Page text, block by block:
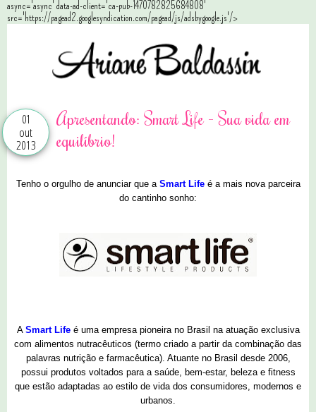
async='async' data-ad-client='ca-pub-1470782825684808'
src='https://pagead2.googlesyndication.com/pagead/js/adsbygoogle.js'/>
01
out
2013
Apresentando: Smart Life - Sua vida em
equilíbrio!
Tenho o orgulho de anunciar que a Smart Lifeé a mais nova parceira
do cantinho sonho:
A Smart Lifeé uma empresa pioneira no Brasil na atuação exclusiva
com alimentos nutracêuticos (termo criado a partir da combinação das
palavras nutrição e farmacêutica). Atuante no Brasil desde 2006,
possui produtos voltados para a saúde, bem-estar, beleza e fitness
que estão adaptadas ao estilo de vida dos consumidores, modernos e
urbanos.